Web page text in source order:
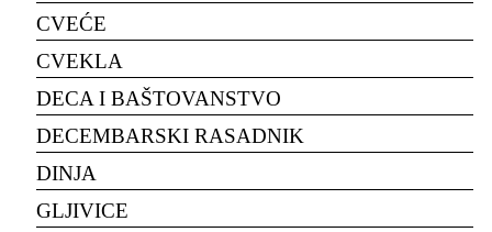
CVEĆE
CVEKLA
DECA I BAŠTOVANSTVO
DECEMBARSKI RASADNIK
DINJA
GLJIVICE